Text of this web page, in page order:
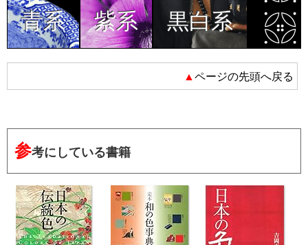
青系 紫系 黒白系
▲ページの先頭へ戻る
参考にしている書籍